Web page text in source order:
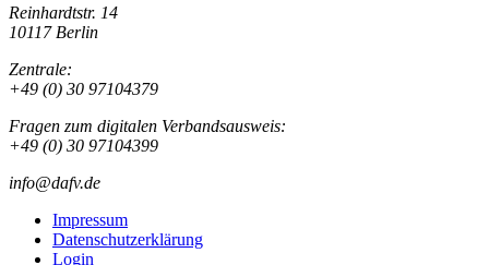
Reinhardtstr. 14
10117 Berlin
Zentrale:
+49 (0) 30 97104379
Fragen zum digitalen Verbandsausweis:
+49 (0) 30 97104399
info@dafv.de
Impressum
Datenschutzerklärung
Login